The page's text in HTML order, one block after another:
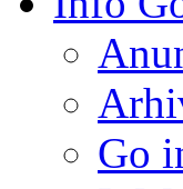
Go